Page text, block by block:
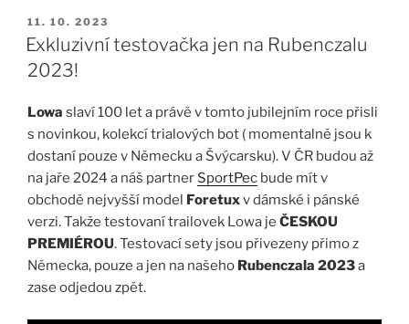
PUBLIKOVÁNO
11. 10. 2023
Exkluzivní testovačka jen na Rubenczalu
2023!
Lowa slaví 100 let a právě v tomto jubilejním roce přisli
s novinkou, kolekcí trialových bot ( momentalně jsou k
dostaní pouze v Německu a Švýcarsku). V ČR budou až
na jaře 2024 a náš partner SportPec bude mít v
obchodě nejvyšší model
Foretuxv dámské i pánské
verzi. Takže testovaní trailovek Lowa je ČESKOU
PREMIÉROU. Testovací sety jsou přivezeny přimo z
Německa, pouze a jen na našeho Rubenczala 2023a
zase odjedou zpět.